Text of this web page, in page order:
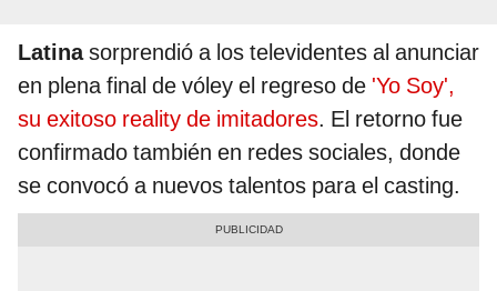
Latinasorprendió a los televidentes al anunciar
en plena final de vóley el regreso de 'Yo Soy',
su exitoso reality de imitadores. El retorno fue
confirmado también en redes sociales, donde
se convocó a nuevos talentos para el casting.